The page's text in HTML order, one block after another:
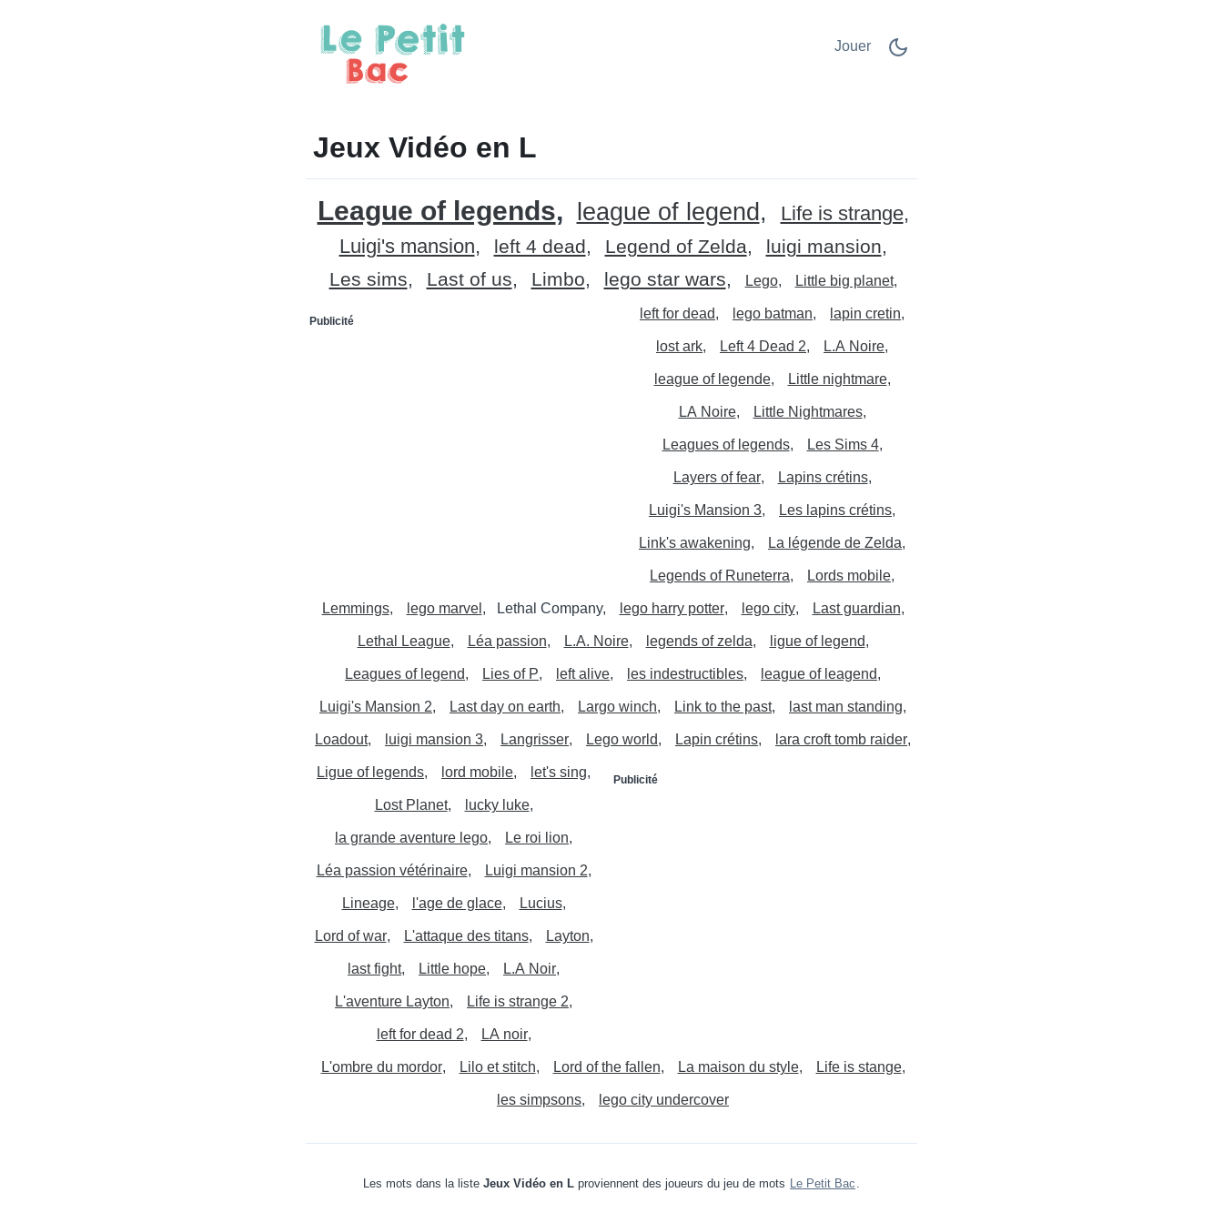
Jouer
Jeux Vidéo en L
League of legends league of legend
Life is strange
Luigi's mansion
left 4 dead Legend of Zelda
luigi mansion
Les sims
Last of us Limbo lego star wars Lego Little big planet
left for dead lego batman
Publicité lapin cretin
lost ark Left 4 Dead 2 L.A Noire
league of legende Little nightmare
LA Noire Little Nightmares
Leagues of legends Les Sims 4
Layers of fear Lapins crétins
Luigi's Mansion 3 Les lapins crétins
Link's awakening La légende de Zelda
Legends of Runeterra Lords mobile
Lemmings lego marvel Lethal Company lego harry potter lego city Last guardian
Lethal League Léa passion L.A. Noire legends of zelda ligue of legend
Leagues of legend Lies of P left alive les indestructibles league of leagend
Luigi's Mansion 2 Last day on earth Largo winch Link to the past last man standing
Loadout luigi mansion 3 Langrisser Lego world Lapin crétins lara croft tomb raider
Publicité
Ligue of legends lord mobile let's sing
Lost Planet lucky luke
la grande aventure lego Le roi lion
Léa passion vétérinaire Luigi mansion 2
Lineage l'age de glace Lucius
Lord of war L'attaque des titans Layton
last fight Little hope L.A Noir
L'aventure Layton Life is strange 2
left for dead 2 LA noir
L'ombre du mordor Lilo et stitch Lord of the fallen La maison du style Life is stange
les simpsons lego city undercover
Les mots dans la liste Jeux Vidéo en L proviennent des joueurs du jeu de mots Le Petit Bac .